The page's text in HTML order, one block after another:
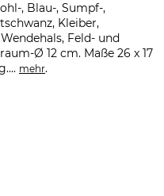
, Blau-, Sumpf-,
Kleiber,
Feld- und
Ø 12 cm. Maße 26 x 17
mehr.